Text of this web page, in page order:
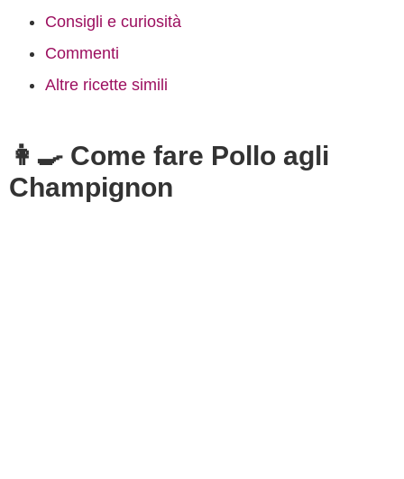
Consigli e curiosità
Commenti
Altre ricette simili
👩‍🍳 Come fare Pollo agli
Champignon